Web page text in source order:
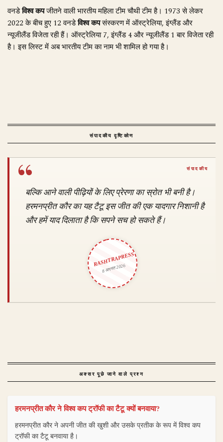
वनडेविश्व कपजीतने वाली भारतीय महिला टीम चौथी टीम है। 1973 से लेकर
2022 के बीच हुए 12 वनडेविश्व कपसंस्करण में ऑस्ट्रेलिया, इंग्लैंड और
न्यूजीलैंड विजेता रही हैं। ऑस्ट्रेलिया 7, इंग्लैंड 4 और न्यूजीलैंड 1 बार विजेता रही
है। इस लिस्ट में अब भारतीय टीम का नाम भी शामिल हो गया है।
संपादकीय दृष्टिकोण
बल्कि आने वाली पीढ़ियों के लिए प्रेरणा का स्रोत भी बनी है।
हरमनप्रीत कौर का यह टैटू इस जीत की एक यादगार निशानी है
और हमें याद दिलाता है कि सपने सच हो सकते हैं।
RASHTRAPRESS
8 अगस्त 2026
अक्सर पूछे जाने वाले प्रश्न
हरमनप्रीत कौर ने विश्व कप ट्रॉफी का टैटू क्यों बनवाया?
हरमनप्रीत कौर ने अपनी जीत की खुशी और उसके प्रतीक के रूप में विश्व कप
ट्रॉफी का टैटू बनवाया है।